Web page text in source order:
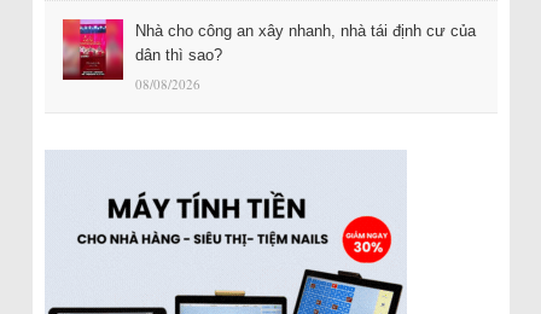
Nhà cho công an xây nhanh, nhà tái định cư của
dân thì sao?
08/08/2026